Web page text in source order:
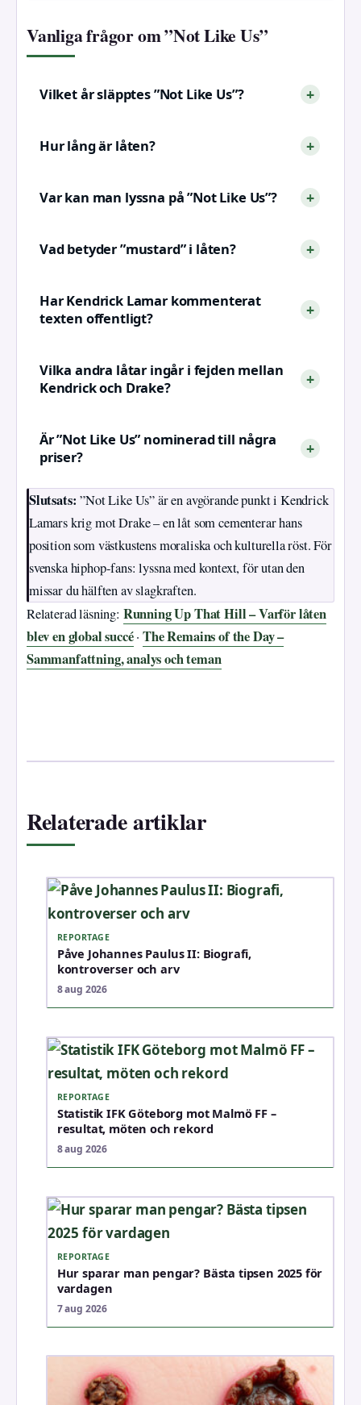
Vanliga frågor om ”Not Like Us”
Vilket år släpptes ”Not Like Us”?
Hur lång är låten?
Var kan man lyssna på ”Not Like Us”?
Vad betyder ”mustard” i låten?
Har Kendrick Lamar kommenterat
texten offentligt?
Vilka andra låtar ingår i fejden mellan
Kendrick och Drake?
Är ”Not Like Us” nominerad till några
priser?
Slutsats: ”Not Like Us” är en avgörande punkt i Kendrick
Lamars krig mot Drake – en låt som cementerar hans
position som västkustens moraliska och kulturella röst. För
svenska hiphop-fans: lyssna med kontext, för utan den
missar du hälften av slagkraften.
Relaterad läsning: Running Up That Hill – Varför låten
blev en global succé·The Remains of the Day –
Sammanfattning, analys och teman
Relaterade artiklar
REPORTAGE
Påve Johannes Paulus II: Biografi,
kontroverser och arv
8 aug 2026
REPORTAGE
Statistik IFK Göteborg mot Malmö FF –
resultat, möten och rekord
8 aug 2026
REPORTAGE
Hur sparar man pengar? Bästa tipsen 2025 för
vardagen
7 aug 2026